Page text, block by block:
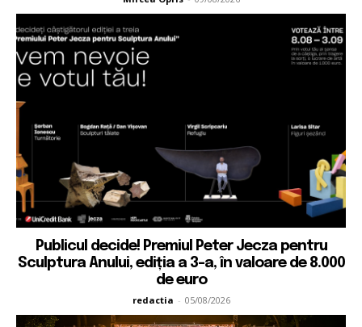
Publicul decide! Premiul Peter Jecza pentru
Sculptura Anului, ediția a 3-a, în valoare de 8.000
de euro
redactia - 05/08/2026